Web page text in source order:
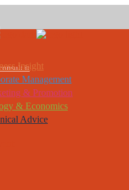
Insight
Management
& Promotion
& Economics
Advice